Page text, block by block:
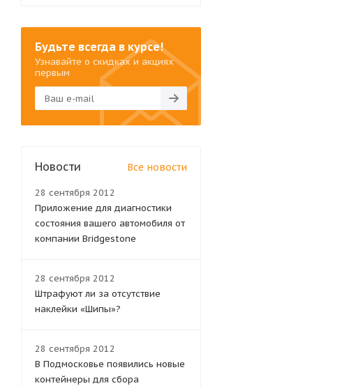
Будьте всегда в курсе!
Узнавайте о скидках и акциях
первым
Новости Все новости
28 сентября 2012
Приложение для диагностики
состояния вашего автомобиля от
компании Bridgestone
28 сентября 2012
Штрафуют ли за отсутствие
наклейки «Шипы»?
28 сентября 2012
В Подмосковье появились новые
контейнеры для сбора